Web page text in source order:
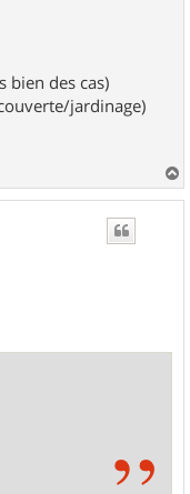
bien des cas)
jardinage)
a